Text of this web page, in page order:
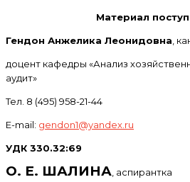
Материал
Гендон Анжелика Леонидовна ,
доцент кафедры «Анализ
аудит»
Тел. 8 (495) 958-21-44
E-mail: gendon1@yandex.ru
УДК 330.32:69
О. Е. ШАЛИНА , аспирантка